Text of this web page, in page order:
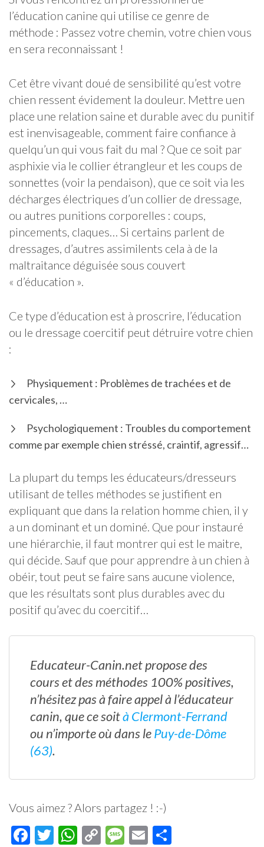
l’éducation canine qui utilise ce genre de
méthode : Passez votre chemin, votre chien vous
en sera reconnaissant !
Cet être vivant doué de sensibilité qu’est votre
chien ressent évidement la douleur. Mettre uen
place une relation saine et durable avec du punitif
est inenvisageable, comment faire confiance à
quelqu’un qui vous fait du mal ? Que ce soit par
asphixie via le collier étrangleur et les coups de
sonnettes (voir la pendaison), que ce soit via les
décharges électriques d’un collier de dressage,
ou autres punitions corporelles : coups,
pincements, claques… Si certains parlent de
dressages, d’autres assimilents cela à de la
maltraitance déguisée sous couvert
« d’éducation ».
Ce type d’éducation est à proscrire, l’éducation
ou le dressage coercitif peut détruire votre chien
:
Physiquement : Problèmes de trachées et de
cervicales, …
Psychologiquement : Troubles du comportement
comme par exemple chien stréssé, craintif, agressif…
La plupart du temps les éducateurs/dresseurs
utilisant de telles méthodes se justifient en
expliquant que dans la relation homme chien, il y
a un dominant et un dominé. Que pour instauré
une hiérarchie, il faut montrer qui est le maitre,
qui décide. Sauf que pour apprendre à un chien à
obéir, tout peut se faire sans aucune violence,
que les résultats sont plus durables avec du
positif qu’avec du coercitif…
Educateur-Canin.netpropose des
cours et des méthodes 100% positives,
n’hésitez pas à faire appel à l’éducateur
canin, que ce soità Clermont-Ferrand
ou n’importe où dans lePuy-de-Dôme
(63).
Vous aimez ? Alors partagez ! :-)
Facebook
Twitter
WhatsApp
CopyMessage
Email